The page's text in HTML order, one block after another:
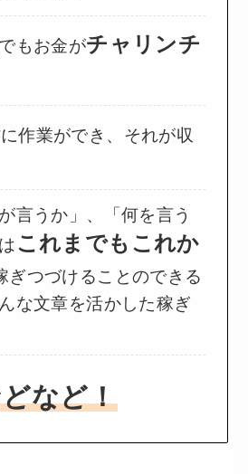
もお金がチャリンチ
に作業ができ、それが収
言うか」、「何を言う
これまでもこれか
ぎつづけることのできる
な文章を活かした稼ぎ
など！